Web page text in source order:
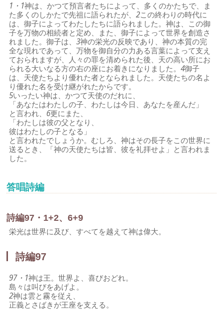
1・1神は、かつて預言者たちによって、多くのかたちで、ま
た多くのしかたで先祖に語られたが、2この終わりの時代に
は、御子によってわたしたちに語られました。神は、この御
子を万物の相続者と定め、また、御子によって世界を創造さ
れました。御子は、3神の栄光の反映であり、神の本質の完
全な現れであって、万物を御自分の力ある言葉によって支え
ておられますが、人々の罪を清められた後、天の高い所にお
られる大いなる方の右の座にお着きになりました。4御子
は、天使たちより優れた者となられました。天使たちの名よ
り優れた名を受け継がれたからです。
5いったい神は、かつて天使のだれに、
「あなたはわたしの子、わたしは今日、あなたを産んだ」
と言われ、 6更にまた、
「わたしは彼の父となり、
彼はわたしの子となる」
と言われたでしょうか。むしろ、神はその長子をこの世界に
送るとき、「神の天使たちは皆、彼を礼拝せよ」と言われま
した。
答唱詩編
詩編97・1+2、6+9
栄光は世界に及び、すべてを越えて神は偉大。
詩編97
97・1神は王。世界よ、喜びおどれ。
島々は叫びをあげよ。
2神は雲と霧を従え、
正義とさばきが王座を支える。